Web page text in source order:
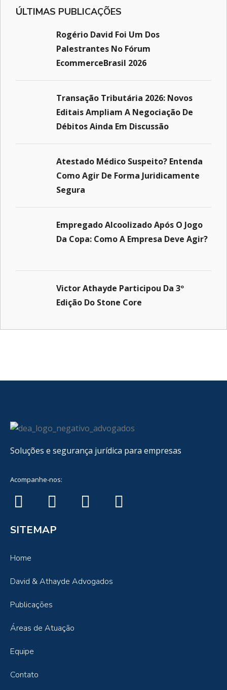
ÚLTIMAS PUBLICAÇÕES
Rogério David Foi Um Dos
Palestrantes No Fórum
EcommerceBrasil 2026
Transação Tributária 2026: Novos
Editais Ampliam A Negociação De
Débitos Ainda Em Discussão
Atestado Médico Suspeito? Entenda
Como Agir De Forma Juridicamente
Segura
Empregado Alcoolizado Após O Jogo
Da Copa: Como A Empresa Deve Agir?
Victor Athayde Participou Da 3º
Edição Do Stone Core
Soluções e segurança jurídica para empresas
Acompanhe-nos:
SITEMAP
Home
David & Athayde Advogados
Publicações
Áreas de Atuação
Equipe
Contato